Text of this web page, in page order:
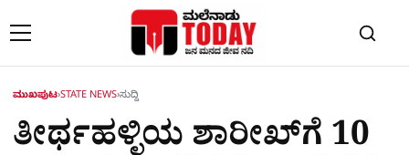
ಮುಖಪುಟ›STATE NEWS›ಸುದ್ದಿ
ತೀರ್ಥಹಳ್ಳಿಯ ಶಾರೀಖ್​ಗೆ 10